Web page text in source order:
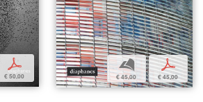
p
€ 50,00
b
€ 45,00
p
€ 45,00